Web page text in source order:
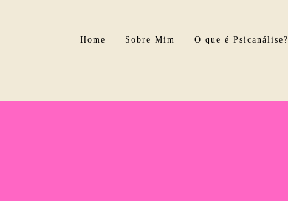
Home Sobre Mim O que é Psicanálise?